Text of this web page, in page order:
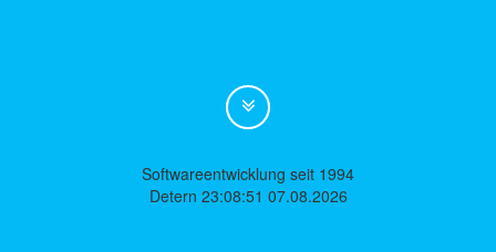
Softwareentwicklung seit 1994
Detern 23:08:51 07.08.2026